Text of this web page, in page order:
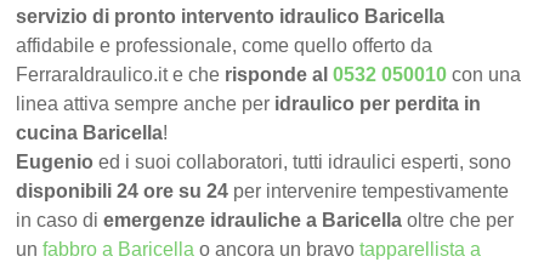
servizio di pronto intervento idraulico Baricella
affidabile e professionale, come quello offerto da
FerraraIdraulico.it e che risponde al0532 050010 con una
linea attiva sempre anche per idraulico per perdita in
cucina Baricella!
Eugenio ed i suoi collaboratori, tutti idraulici esperti, sono
disponibili 24 ore su 24 per intervenire tempestivamente
in caso diemergenze idrauliche a Baricellaoltre che per
unfabbro a Baricella o ancora un bravotapparellista a